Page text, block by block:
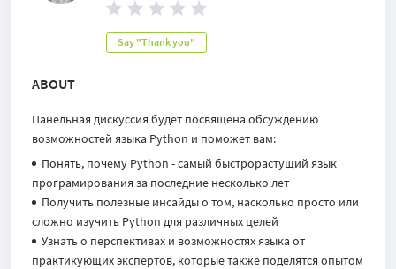
Say "Thank you"
ABOUT
Панельная дискуссия будет посвящена обсуждению
возможностей языка Python и поможет вам:
Понять, почему Python - самый быстрорастущий язык
програмирования за последние несколько лет
Получить полезные инсайды о том, насколько просто или
сложно изучить Python для различных целей
Узнать о перспективах и возможностях языка от
практикующих экспертов, которые также поделятся опытом